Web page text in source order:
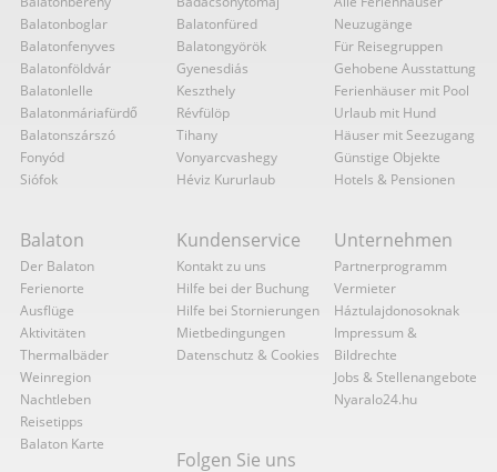
Balatonboglar
Balatonfenyves
Balatonföldvár
Balatonlelle
Balatonmáriafürdő
Balatonszárszó
Fonyód
Siófok
Balatonfüred
Balatongyörök
Gyenesdiás
Keszthely
Révfülöp
Tihany
Vonyarcvashegy
Héviz Kururlaub
Neuzugänge
Für Reisegruppen
Gehobene Ausstattung
Ferienhäuser mit Pool
Urlaub mit Hund
Häuser mit Seezugang
Günstige Objekte
Hotels & Pensionen
Balaton
Der Balaton
Ferienorte
Ausflüge
Aktivitäten
Thermalbäder
Weinregion
Nachtleben
Reisetipps
Balaton Karte
Kundenservice
Kontakt zu uns
Hilfe bei der Buchung
Hilfe bei Stornierungen
Mietbedingungen
Datenschutz & Cookies
Unternehmen
Partnerprogramm
Vermieter
Háztulajdonosoknak
Impressum &
Bildrechte
Jobs & Stellenangebote
Nyaralo24.hu
Folgen Sie uns